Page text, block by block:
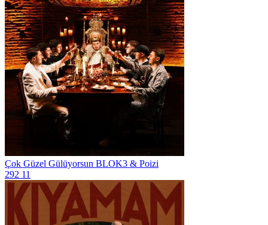
Çok Güzel Gülüyorsun BLOK3 & Poizi
292 11